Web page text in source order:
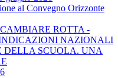
al Convegno Orizzonte
ROTTA -
NAZIONALI
DELLA SCUOLA. UNA